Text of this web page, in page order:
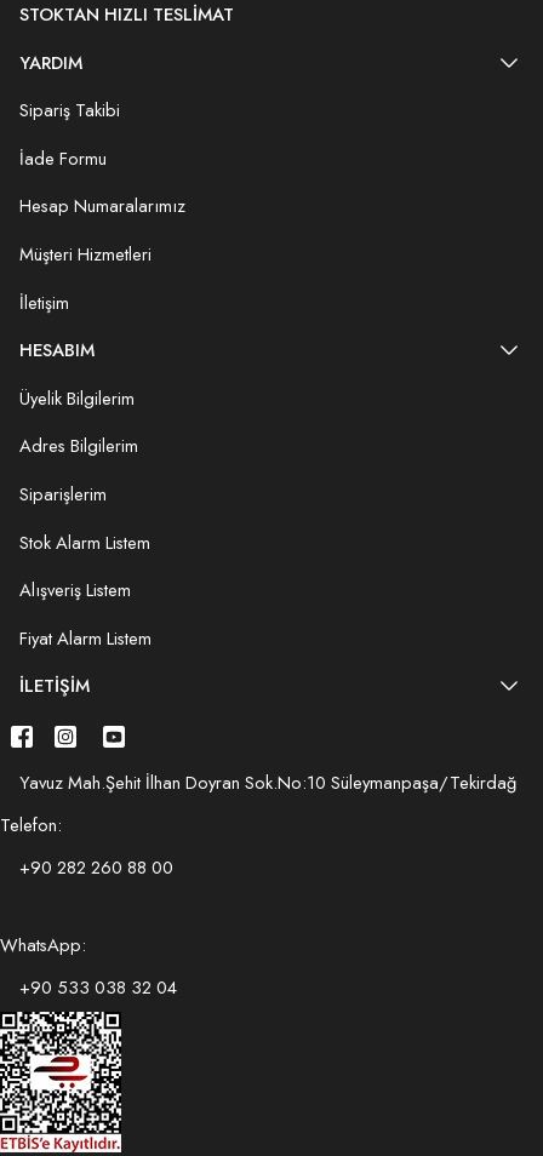
STOKTAN HIZLI TESLIMAT
YARDIM
Sipariş Takibi
İade Formu
Hesap Numaralarımız
Müşteri Hizmetleri
İletişim
HESABIM
Üyelik Bilgilerim
Adres Bilgilerim
Siparişlerim
Stok Alarm Listem
Alışveriş Listem
Fiyat Alarm Listem
İLETIŞIM
Yavuz Mah.Şehit İlhan Doyran Sok.No:10 Süleymanpaşa/Tekirdağ
Telefon:
+90 282 260 88 00
WhatsApp:
+90 533 038 32 04